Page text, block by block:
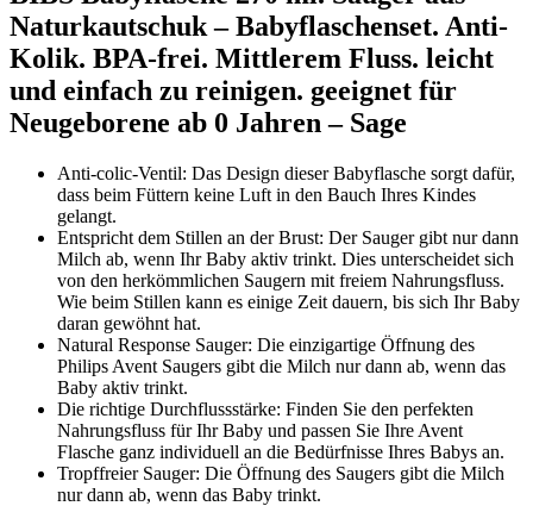
Naturkautschuk – Babyflaschenset. Anti-
Kolik. BPA-frei. Mittlerem Fluss. leicht
und einfach zu reinigen. geeignet für
Neugeborene ab 0 Jahren – Sage
Anti-colic-Ventil: Das Design dieser Babyflasche sorgt dafür,
dass beim Füttern keine Luft in den Bauch Ihres Kindes
gelangt.
Entspricht dem Stillen an der Brust: Der Sauger gibt nur dann
Milch ab, wenn Ihr Baby aktiv trinkt. Dies unterscheidet sich
von den herkömmlichen Saugern mit freiem Nahrungsfluss.
Wie beim Stillen kann es einige Zeit dauern, bis sich Ihr Baby
daran gewöhnt hat.
Natural Response Sauger: Die einzigartige Öffnung des
Philips Avent Saugers gibt die Milch nur dann ab, wenn das
Baby aktiv trinkt.
Die richtige Durchflussstärke: Finden Sie den perfekten
Nahrungsfluss für Ihr Baby und passen Sie Ihre Avent
Flasche ganz individuell an die Bedürfnisse Ihres Babys an.
Tropffreier Sauger: Die Öffnung des Saugers gibt die Milch
nur dann ab, wenn das Baby trinkt.